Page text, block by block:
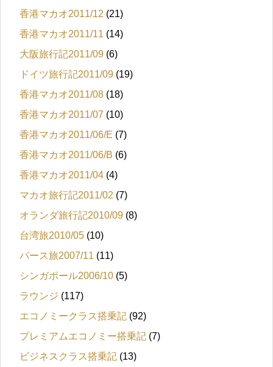
香港マカオ2011/12 (21)
香港マカオ2011/11 (14)
大阪旅行記2011/09 (6)
ドイツ旅行記2011/09 (19)
香港マカオ2011/08 (18)
香港マカオ2011/07 (10)
香港マカオ2011/06/E (7)
香港マカオ2011/06/B (6)
香港マカオ2011/04 (4)
マカオ旅行記2011/02 (7)
オランダ旅行記2010/09 (8)
台湾旅2010/05 (10)
パース旅2007/11 (11)
シンガポール2006/10 (5)
ラウンジ (117)
エコノミークラス搭乗記 (92)
プレミアムエコノミー搭乗記 (7)
ビジネスクラス搭乗記 (13)